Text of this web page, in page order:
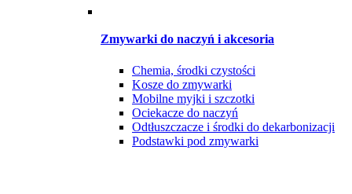
Zmywarki do naczyń i akcesoria
Chemia, środki czystości
Kosze do zmywarki
Mobilne myjki i szczotki
Ociekacze do naczyń
Odtłuszczacze i środki do dekarbonizacji
Podstawki pod zmywarki